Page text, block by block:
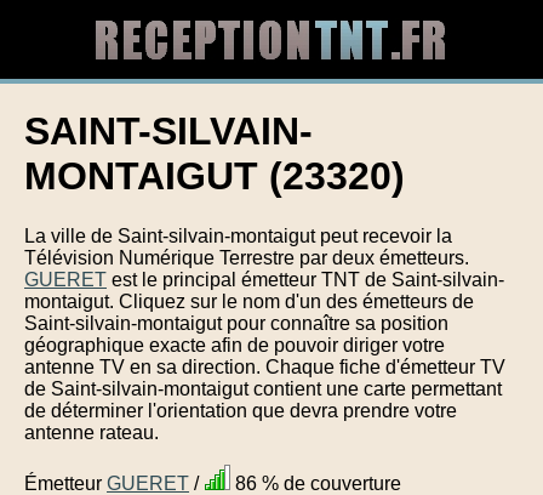
SAINT-SILVAIN-
MONTAIGUT (23320)
La ville de Saint-silvain-montaigut peut recevoir la
Télévision Numérique Terrestre par deux émetteurs.
GUERET est le principal émetteur TNT de Saint-silvain-
montaigut. Cliquez sur le nom d'un des émetteurs de
Saint-silvain-montaigut pour connaître sa position
géographique exacte afin de pouvoir diriger votre
antenne TV en sa direction. Chaque fiche d'émetteur TV
de Saint-silvain-montaigut contient une carte permettant
de déterminer l'orientation que devra prendre votre
antenne rateau.
Émetteur GUERET / 86 % de couverture